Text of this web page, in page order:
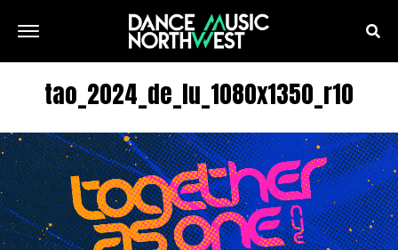
tao_2024_de_lu_1080x1350_r10